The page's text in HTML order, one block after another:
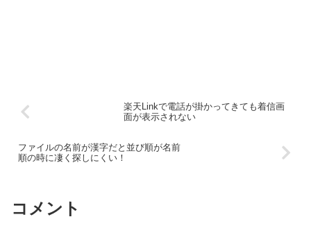
楽天Linkで電話が掛かってきても着信画
面が表示されない
ファイルの名前が漢字だと並び順が名前
順の時に凄く探しにくい！
コメント